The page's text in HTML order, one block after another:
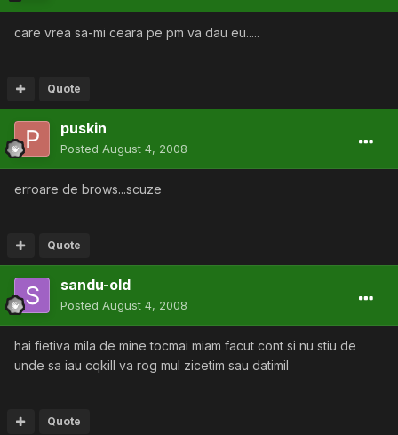
care vrea sa-mi ceara pe pm va dau eu.....
Quote
puskin
Posted August 4, 2008
erroare de brows...scuze
Quote
sandu-old
Posted August 4, 2008
hai fietiva mila de mine tocmai miam facut cont si nu stiu de
unde sa iau cqkill va rog mul zicetim sau datimil
Quote